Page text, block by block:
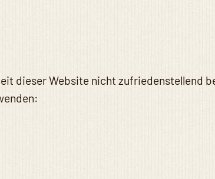
dieser Website nicht zufriedenstellend